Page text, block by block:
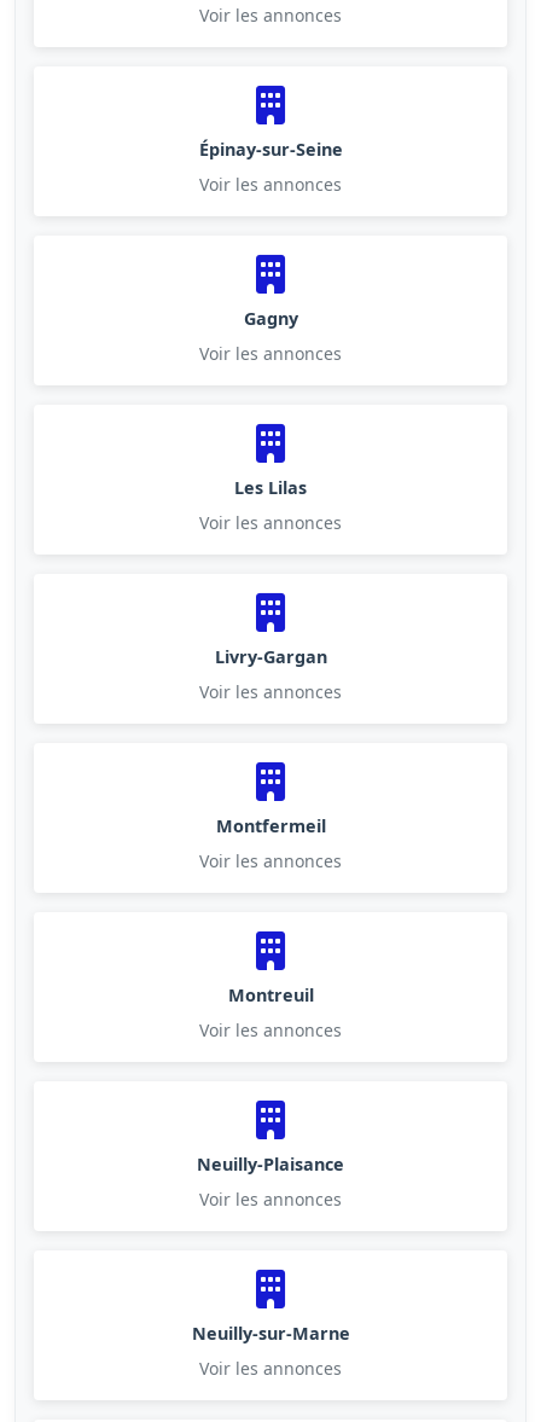
Voir les annonces
Épinay-sur-Seine
Voir les annonces
Gagny
Voir les annonces
Les Lilas
Voir les annonces
Livry-Gargan
Voir les annonces
Montfermeil
Voir les annonces
Montreuil
Voir les annonces
Neuilly-Plaisance
Voir les annonces
Neuilly-sur-Marne
Voir les annonces